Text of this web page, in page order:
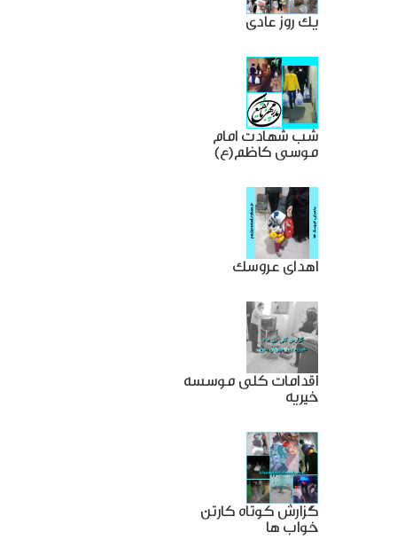
یک روز عادی
شب شهادت امام
موسی کاظم(ع)
اهدای عروسک
اقدامات کلی موسسه
خیریه
گزارش کوتاه کارتن
خواب ها